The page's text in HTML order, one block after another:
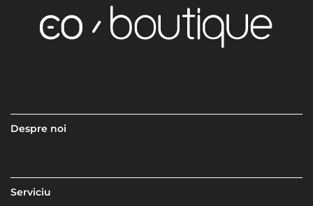
Despre noi
Serviciu